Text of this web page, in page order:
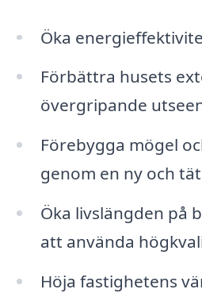
Öka
Förbättra husets
övergripande
Förebygga mögel
genom en ny och
Öka livslängden på
att använda
Höja fastighetens